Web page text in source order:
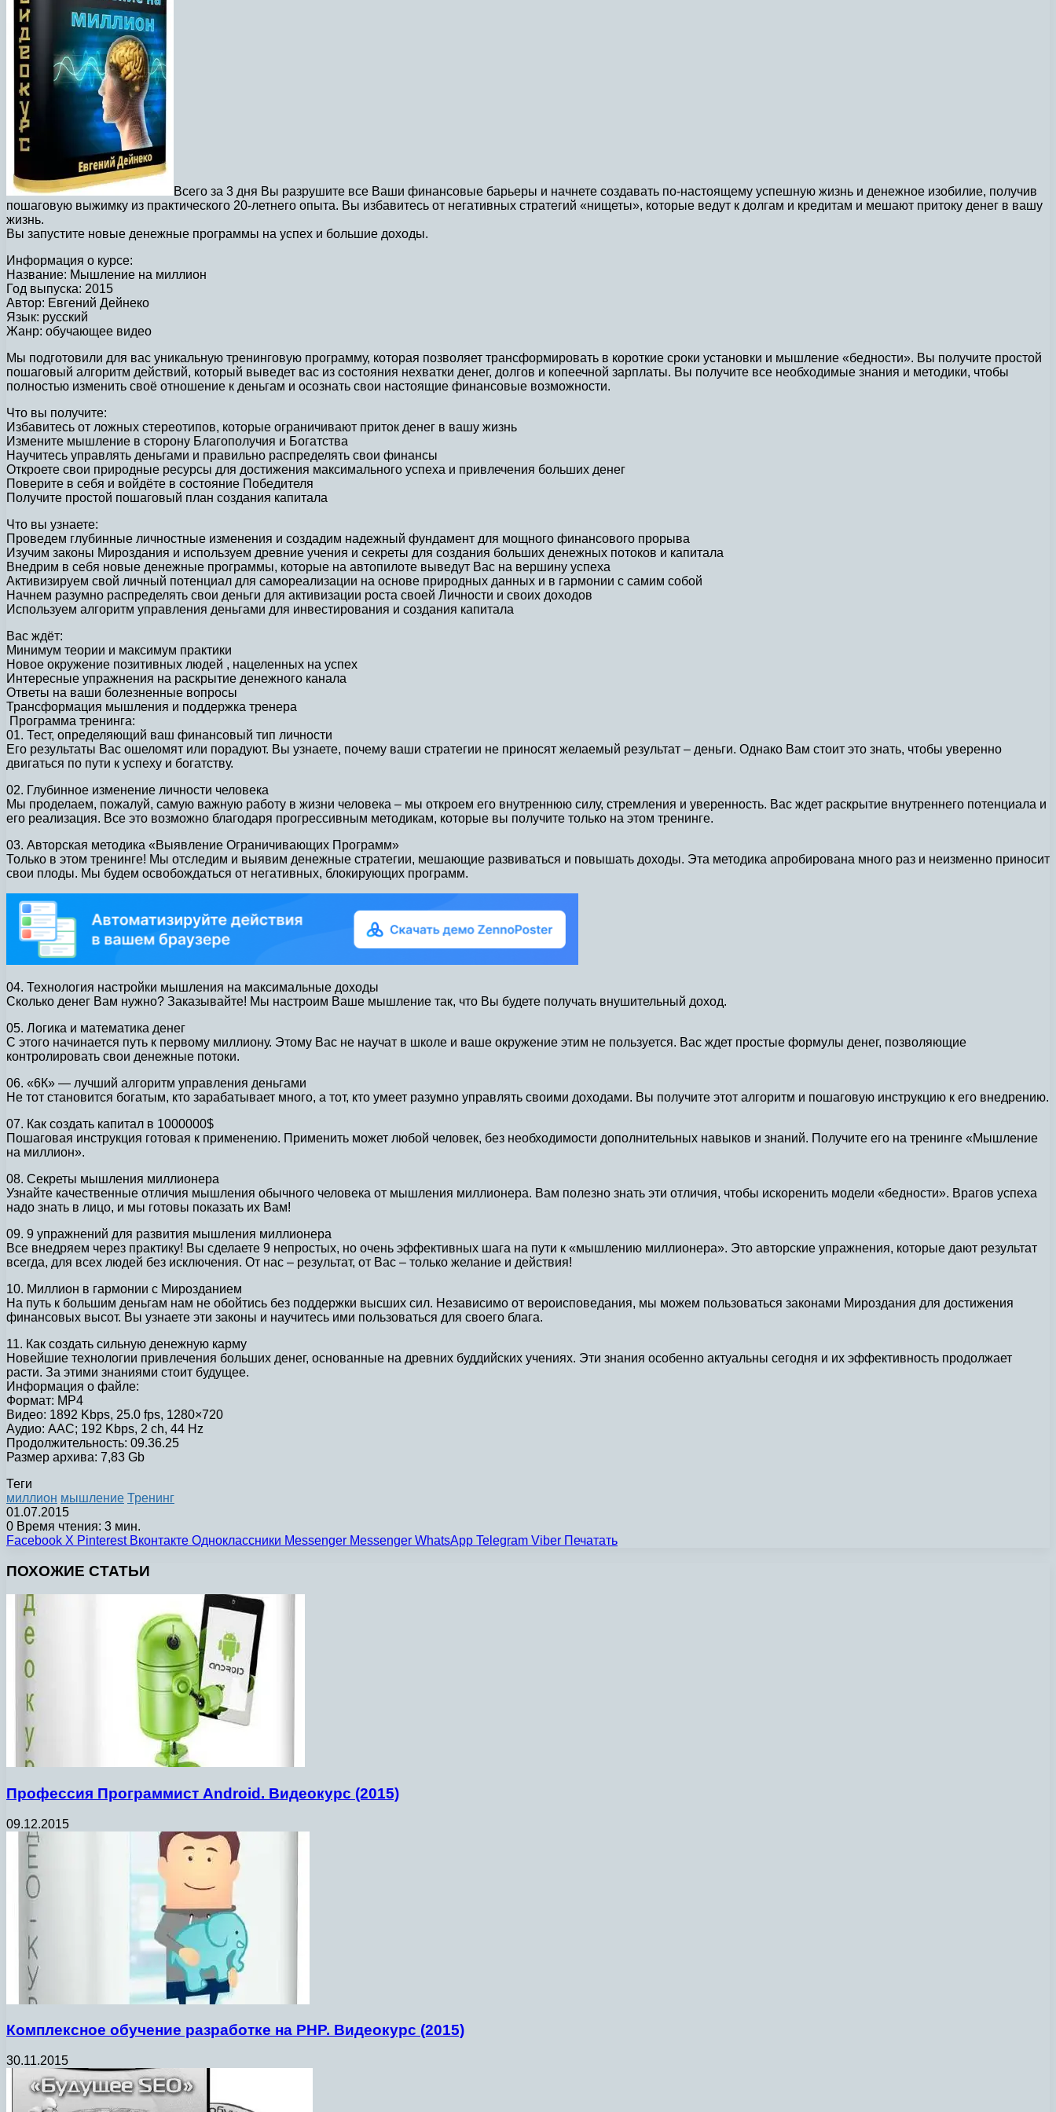
Всего за 3 дня Вы разрушите все Ваши финансовые барьеры и начнете создавать по-настоящему успешную жизнь и денежное изобилие, получив
пошаговую выжимку из практического 20-летнего опыта. Вы избавитесь от негативных стратегий «нищеты», которые ведут к долгам и кредитам и мешают притоку денег в вашу
жизнь.
Вы запустите новые денежные программы на успех и большие доходы.
Информация о курсе:
Название: Мышление на миллион
Год выпуска: 2015
Автор: Евгений Дейнеко
Язык: русский
Жанр: обучающее видео
Мы подготовили для вас уникальную тренинговую программу, которая позволяет трансформировать в короткие сроки установки и мышление «бедности». Вы получите простой
пошаговый алгоритм действий, который выведет вас из состояния нехватки денег, долгов и копеечной зарплаты. Вы получите все необходимые знания и методики, чтобы
полностью изменить своё отношение к деньгам и осознать свои настоящие финансовые возможности.
Что вы получите:
Избавитесь от ложных стереотипов, которые ограничивают приток денег в вашу жизнь
Измените мышление в сторону Благополучия и Богатства
Научитесь управлять деньгами и правильно распределять свои финансы
Откроете свои природные ресурсы для достижения максимального успеха и привлечения больших денег
Поверите в себя и войдёте в состояние Победителя
Получите простой пошаговый план создания капитала
Что вы узнаете:
Проведем глубинные личностные изменения и создадим надежный фундамент для мощного финансового прорыва
Изучим законы Мироздания и используем древние учения и секреты для создания больших денежных потоков и капитала
Внедрим в себя новые денежные программы, которые на автопилоте выведут Вас на вершину успеха
Активизируем свой личный потенциал для самореализации на основе природных данных и в гармонии с самим собой
Начнем разумно распределять свои деньги для активизации роста своей Личности и своих доходов
Используем алгоритм управления деньгами для инвестирования и создания капитала
Вас ждёт:
Минимум теории и максимум практики
Новое окружение позитивных людей , нацеленных на успех
Интересные упражнения на раскрытие денежного канала
Ответы на ваши болезненные вопросы
Трансформация мышления и поддержка тренера
Программа тренинга:
01. Тест, определяющий ваш финансовый тип личности
Его результаты Вас ошеломят или порадуют. Вы узнаете, почему ваши стратегии не приносят желаемый результат – деньги. Однако Вам стоит это знать, чтобы уверенно
двигаться по пути к успеху и богатству.
02. Глубинное изменение личности человека
Мы проделаем, пожалуй, самую важную работу в жизни человека – мы откроем его внутреннюю силу, стремления и уверенность. Вас ждет раскрытие внутреннего потенциала и
его реализация. Все это возможно благодаря прогрессивным методикам, которые вы получите только на этом тренинге.
03. Авторская методика «Выявление Ограничивающих Программ»
Только в этом тренинге! Мы отследим и выявим денежные стратегии, мешающие развиваться и повышать доходы. Эта методика апробирована много раз и неизменно приносит
свои плоды. Мы будем освобождаться от негативных, блокирующих программ.
04. Технология настройки мышления на максимальные доходы
Сколько денег Вам нужно? Заказывайте! Мы настроим Ваше мышление так, что Вы будете получать внушительный доход.
05. Логика и математика денег
С этого начинается путь к первому миллиону. Этому Вас не научат в школе и ваше окружение этим не пользуется. Вас ждет простые формулы денег, позволяющие
контролировать свои денежные потоки.
06. «6К» — лучший алгоритм управления деньгами
Не тот становится богатым, кто зарабатывает много, а тот, кто умеет разумно управлять своими доходами. Вы получите этот алгоритм и пошаговую инструкцию к его внедрению.
07. Как создать капитал в 1000000$
Пошаговая инструкция готовая к применению. Применить может любой человек, без необходимости дополнительных навыков и знаний. Получите его на тренинге «Мышление
на миллион».
08. Секреты мышления миллионера
Узнайте качественные отличия мышления обычного человека от мышления миллионера. Вам полезно знать эти отличия, чтобы искоренить модели «бедности». Врагов успеха
надо знать в лицо, и мы готовы показать их Вам!
09. 9 упражнений для развития мышления миллионера
Все внедряем через практику! Вы сделаете 9 непростых, но очень эффективных шага на пути к «мышлению миллионера». Это авторские упражнения, которые дают результат
всегда, для всех людей без исключения. От нас – результат, от Вас – только желание и действия!
10. Миллион в гармонии с Мирозданием
На путь к большим деньгам нам не обойтись без поддержки высших сил. Независимо от вероисповедания, мы можем пользоваться законами Мироздания для достижения
финансовых высот. Вы узнаете эти законы и научитесь ими пользоваться для своего блага.
11. Как создать сильную денежную карму
Новейшие технологии привлечения больших денег, основанные на древних буддийских учениях. Эти знания особенно актуальны сегодня и их эффективность продолжает
расти. За этими знаниями стоит будущее.
Информация о файле:
Формат: MP4
Видео: 1892 Kbps, 25.0 fps, 1280×720
Аудио: AAC; 192 Kbps, 2 ch, 44 Hz
Продолжительность: 09.36.25
Размер архива: 7,83 Gb
Теги
миллион мышление Тренинг
01.07.2015
0 Время чтения: 3 мин.
Facebook X Pinterest Вконтакте Одноклассники Messenger Messenger WhatsApp Telegram Viber Печатать
ПОХОЖИЕ СТАТЬИ
Профессия Программист Android. Видеокурс (2015)
09.12.2015
Комплексное обучение разработке на PHP. Видеокурс (2015)
30.11.2015